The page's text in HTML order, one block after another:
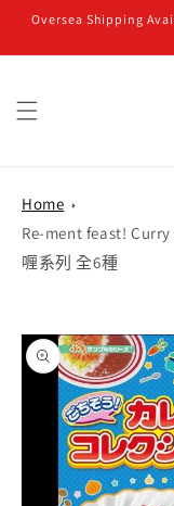
跳至內容
Oversea Shipping
Home
Re-ment feast!
喱系列 全6種
略過產品
資訊